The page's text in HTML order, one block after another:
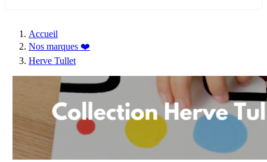
Accueil
Nos marques ❤️
Herve Tullet